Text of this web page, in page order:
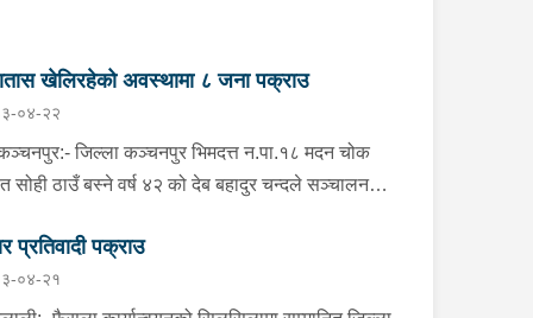
खेलिरहेको अवस्थामा ८ जना पक्राउ
०४-२२
जिल्ला कञ्चनपुर भिमदत्त न.पा.१८ मदन चोक
सोही ठाउँ बस्ने वर्ष ४२ को देब बहादुर चन्दले सञ्चालन
चन्द सहित ८ जनालाई बिहीबार साँझ गोप्य सुचनाको
जिल्ला प्रहरी कार्यालय कञ्चनपुरबाट खटिएको प्रहरी
नगद रु.५५,०८०।- ( पचपन्न हजार असी) र २ गड्डी
प्रतिवादी पक्राउ
०४-२१